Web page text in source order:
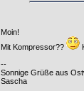
Moin!
Mit Kompressor??
--
Sonnige Grüße aus
Sascha